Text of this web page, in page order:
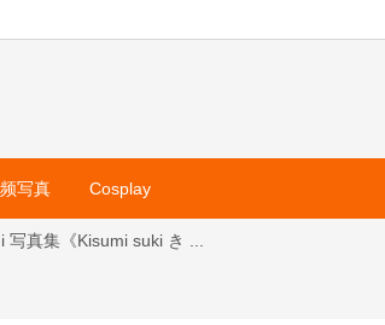
写真 Cosplay
真集《Kisumi suki き ...